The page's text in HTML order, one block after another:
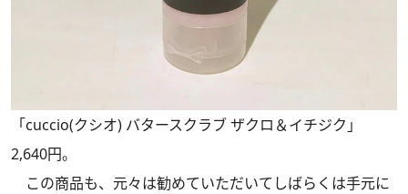
「cuccio(クシオ) バタースクラブ ザクロ＆イチジク」
2,640円。
この商品も、元々は勧めていただいてしばらくは手元に